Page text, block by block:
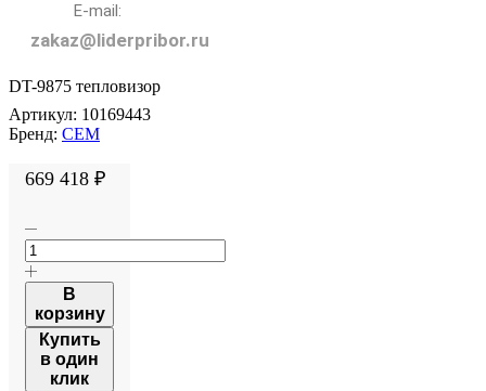
E-mail:
zakaz@liderpribor.ru
DT-9875 тепловизор
Артикул: 10169443
Бренд: CEM
669 418 ₽
В
корзину
Купить
в один
клик